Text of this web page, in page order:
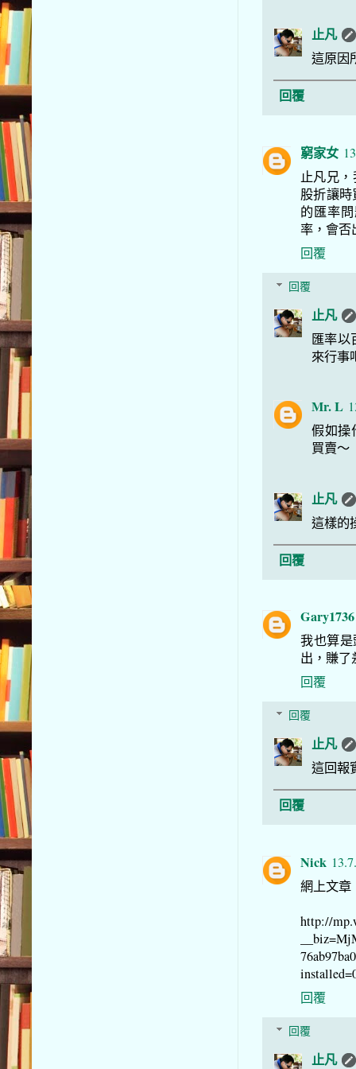
止凡
這原因
回覆
窮家女
止凡兄
股折讓
的匯率
率，會否
回覆
回覆
止凡
匯率以
來行事
Mr. L
假如操
買賣～
止凡
這樣的
回覆
Gary1736
我也算
出，賺了
回覆
回覆
止凡
這回報
回覆
Nick
網上文章
http://
回覆
回覆
止凡